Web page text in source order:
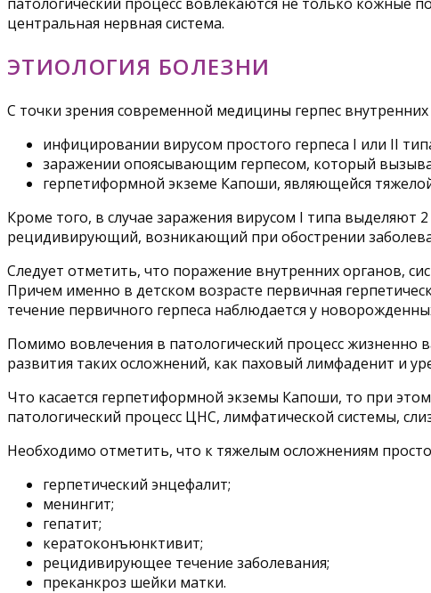
центральная нервная система.
ЭТИОЛОГИЯ БОЛЕЗНИ
С точки зрения современной медицины герпес
инфицировании вирусом простого герпеса I или II
заражении опоясывающим герпесом, который
герпетиформной экземе Капоши, являющейся
Кроме того, в случае заражения вирусом I типа
рецидивирующий, возникающий при обострении
Следует отметить, что поражение внутренних органов,
Причем именно в детском возрасте первичная
течение первичного герпеса наблюдается у
Помимо вовлечения в патологический процесс жизненно
развития таких осложнений, как паховый лимфаденит и
Что касается герпетиформной экземы Капоши, то при
патологический процесс ЦНС, лимфатической системы,
Необходимо отметить, что к тяжелым осложнениям
герпетический энцефалит;
менингит;
гепатит;
кератоконъюнктивит;
рецидивирующее течение заболевания;
преканкроз шейки матки.